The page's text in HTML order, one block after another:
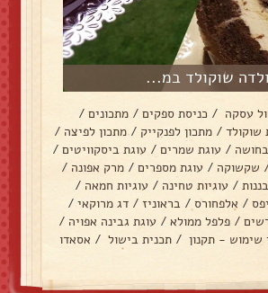
שוקולד במ...
עסקה / כניסת ספקים / מתכונים /
שוקולד / מתכון לפנקייק / מתכון לפיצה /
/ עוגת שמרים / עוגת ביסקוויטים/
שקשוקה / עוגת מספרים / מרק אפונה /
/ עוגיות טחינה / עוגיות חמאה /
/ אלפחורס / בראוניז / דג מרוקאי /
/ פלפל ממולא / עוגת גבינה אפויה /
שימוש - תקנון / תכנית בישול / אסאדו